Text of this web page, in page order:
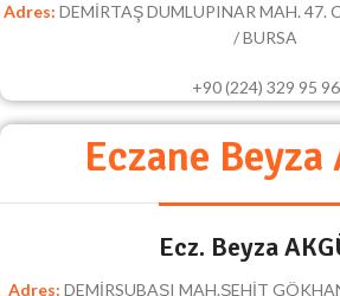
Adres: DEMİRTAŞ DUMLUPINAR MAH. 47.
/ BURSA
+90 (224) 329 95 96
Eczane
Ecz. Beyza
Adres: DEMİRSUBAŞI MAH.ŞEHİT